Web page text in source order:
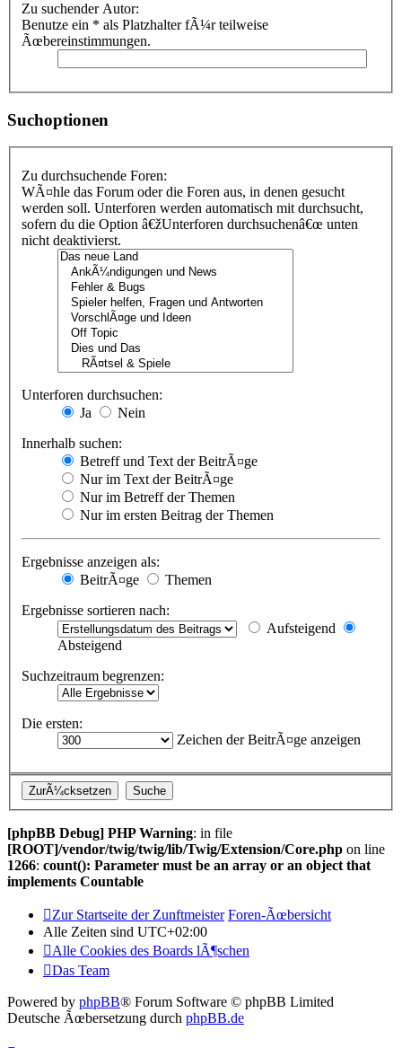
Zu suchender Autor:
Benutze ein * als Platzhalter fÃ¼r teilweise
Ãœbereinstimmungen.
Suchoptionen
Zu durchsuchende Foren:
WÃ¤hle das Forum oder die Foren aus, in denen gesucht
werden soll. Unterforen werden automatisch mit durchsucht,
sofern du die Option â€žUnterforen durchsuchenâ€œ unten
nicht deaktivierst.
Unterforen durchsuchen:
Ja
Nein
Innerhalb suchen:
Betreff und Text der BeitrÃ¤ge
Nur im Text der BeitrÃ¤ge
Nur im Betreff der Themen
Nur im ersten Beitrag der Themen
Ergebnisse anzeigen als:
BeitrÃ¤ge
Themen
Ergebnisse sortieren nach:
Aufsteigend
Absteigend
Suchzeitraum begrenzen:
Die ersten:
Zeichen der BeitrÃ¤ge anzeigen
[phpBB Debug] PHP Warning: in file
[ROOT]/vendor/twig/twig/lib/Twig/Extension/Core.php on line
1266: count(): Parameter must be an array or an object that
implements Countable
Zur Startseite der Zunftmeister Foren-Ãœbersicht
Alle Zeiten sind UTC+02:00
Alle Cookies des Boards lÃ¶schen
Das Team
Powered by phpBB® Forum Software © phpBB Limited
Deutsche Ãœbersetzung durch phpBB.de